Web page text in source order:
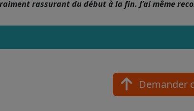
rassurant du début à la fin. J'ai même
Demander